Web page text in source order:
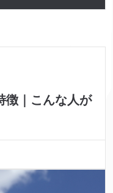
徴｜こんな人が